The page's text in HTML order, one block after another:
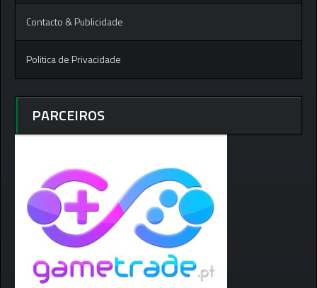
Contacto & Publicidade
Politica de Privacidade
PARCEIROS